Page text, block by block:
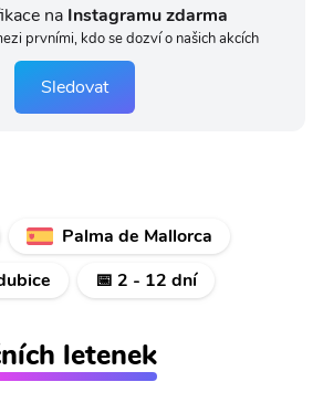
na Instagramu zdarma
prvními, kdo se dozví o našich akcích
Sledovat
Palma de Mallorca
📅 2 - 12 dní
letenek